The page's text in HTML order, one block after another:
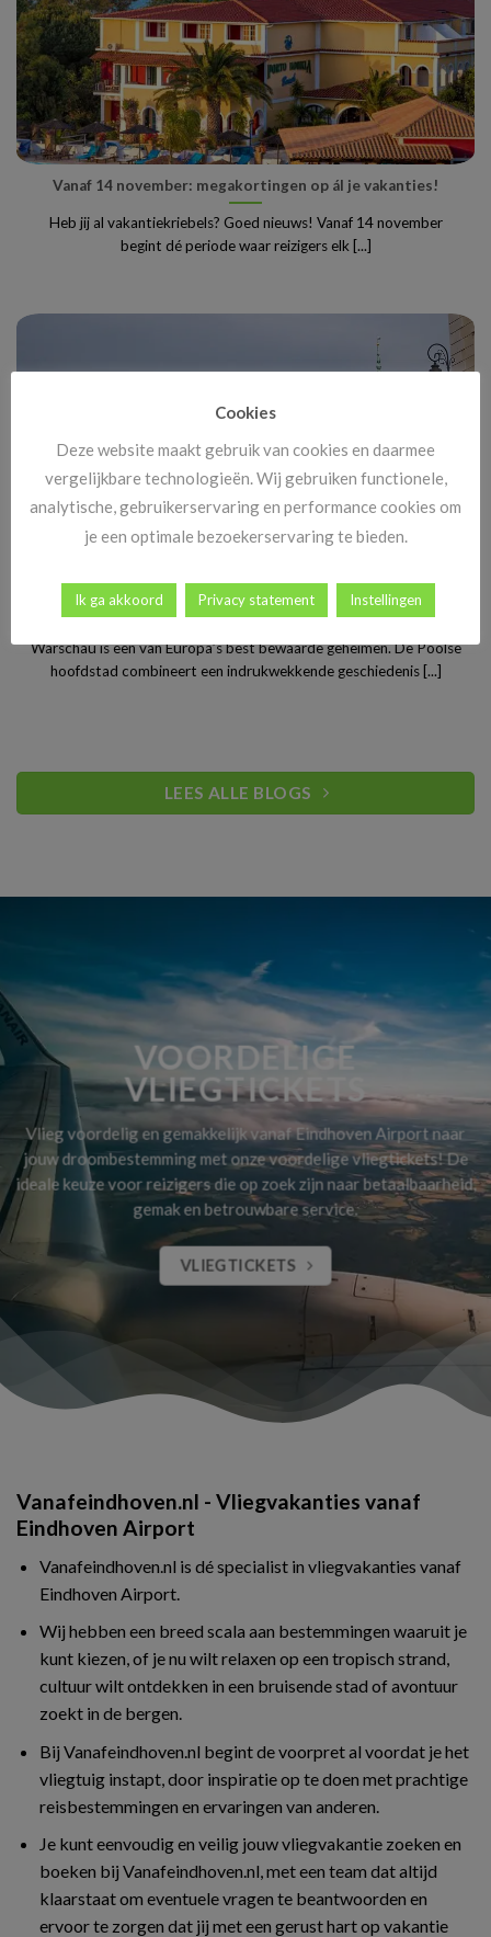
Vanaf 14 november: megakortingen op ál je vakanties!
Heb jij al vakantiekriebels? Goed nieuws! Vanaf 14 november
begint dé periode waar reizigers elk [...]
Stedentrip Warschau: ontdek de verrassende charme van
Polen’s bruisende hoofdstad
Warschau is een van Europa’s best bewaarde geheimen. De Poolse
hoofdstad combineert een indrukwekkende geschiedenis [...]
LEES ALLE BLOGS
VOORDELIGE
VLIEGTICKETS
Vlieg voordelig en gemakkelijk vanaf Eindhoven Airport naar
jouw droombestemming met onze voordelige vliegtickets! De
ideale keuze voor reizigers die op zoek zijn naar betaalbaarheid,
gemak en betrouwbare service.
VLIEGTICKETS
Vanafeindhoven.nl - Vliegvakanties vanaf
Eindhoven Airport
Vanafeindhoven.nl is dé specialist in vliegvakanties vanaf
Eindhoven Airport.
Wij hebben een breed scala aan bestemmingen waaruit je
kunt kiezen, of je nu wilt relaxen op een tropisch strand,
cultuur wilt ontdekken in een bruisende stad of avontuur
zoekt in de bergen.
Bij Vanafeindhoven.nl begint de voorpret al voordat je het
vliegtuig instapt, door inspiratie op te doen met prachtige
reisbestemmingen en ervaringen van anderen.
Je kunt eenvoudig en veilig jouw vliegvakantie zoeken en
boeken bij Vanafeindhoven.nl, met een team dat altijd
klaarstaat om eventuele vragen te beantwoorden en
ervoor te zorgen dat jij met een gerust hart op vakantie
Cookies
Deze website maakt gebruik van cookies en daarmee
vergelijkbare technologieën. Wij gebruiken functionele,
analytische, gebruikerservaring en performance cookies om
je een optimale bezoekerservaring te bieden.
Ik ga akkoord Privacy statement Instellingen